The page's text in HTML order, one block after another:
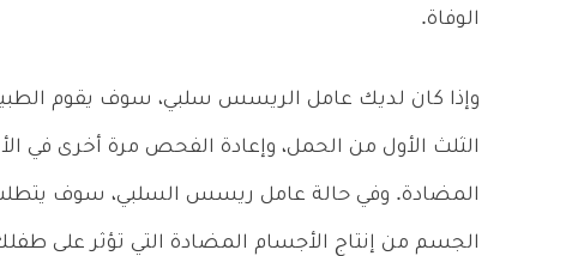
الوفاة.
وإذا كان لديك عامل الريسس سلبي، سوف يقوم
المضادة. وفي حالة عامل ريسس السلبي، سوف يتطلب
الجسم من إنتاج الأجسام المضادة التي تؤثر على